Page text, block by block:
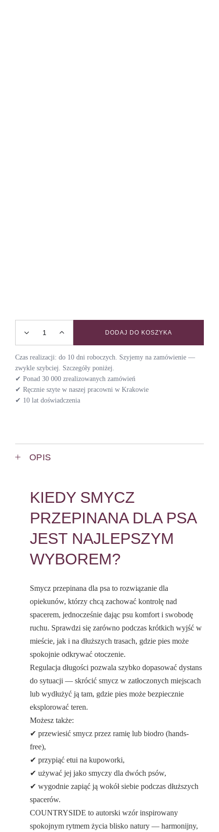
Smycz przepinana COUNTRYSIDE quantity
DODAJ DO KOSZYKA
Czas realizacji: do 10 dni roboczych. Szyjemy na zamówienie —
zwykle szybciej. Szczegóły poniżej.
✔ Ponad 30 000 zrealizowanych zamówień
✔ Ręcznie szyte w naszej pracowni w Krakowie
✔ 10 lat doświadczenia
OPIS
KIEDY SMYCZ
PRZEPINANA DLA PSA
JEST NAJLEPSZYM
WYBOREM?
Smycz przepinana dla psa to rozwiązanie dla
opiekunów, którzy chcą zachować kontrolę nad
spacerem, jednocześnie dając psu komfort i swobodę
ruchu. Sprawdzi się zarówno podczas krótkich wyjść w
mieście, jak i na dłuższych trasach, gdzie pies może
spokojnie odkrywać otoczenie.
Regulacja długości pozwala szybko dopasować dystans
do sytuacji — skrócić smycz w zatłoczonych miejscach
lub wydłużyć ją tam, gdzie pies może bezpiecznie
eksplorować teren.
Możesz także:
✔ przewiesić smycz przez ramię lub biodro (hands-
free),
✔ przypiąć etui na kupoworki,
✔ używać jej jako smyczy dla dwóch psów,
✔ wygodnie zapiąć ją wokół siebie podczas dłuższych
spacerów.
COUNTRYSIDE to autorski wzór inspirowany
spokojnym rytmem życia blisko natury — harmonijny,